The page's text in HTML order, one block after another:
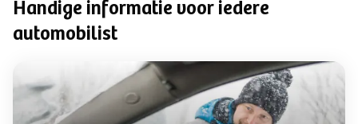
Handige informatie voor iedere
automobilist